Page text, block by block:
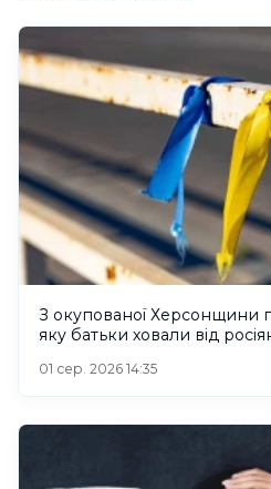
З окупованої Херсонщини
яку батьки ховали від
01 сер. 2026 14:35